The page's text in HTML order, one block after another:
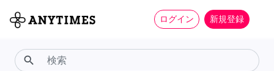
ログイン 新規登録
search